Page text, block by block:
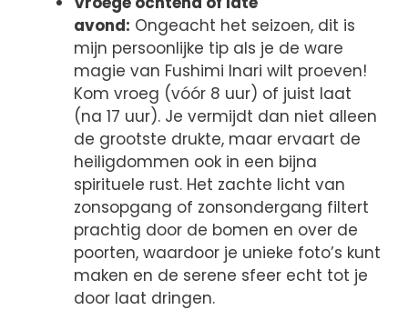
avond: Ongeacht het seizoen, dit is
mijn persoonlijke tip als je de ware
magie van Fushimi Inari wilt proeven!
Kom vroeg (vóór 8 uur) of juist laat
(na 17 uur). Je vermijdt dan niet alleen
de grootste drukte, maar ervaart de
heiligdommen ook in een bijna
spirituele rust. Het zachte licht van
zonsopgang of zonsondergang filtert
prachtig door de bomen en over de
poorten, waardoor je unieke foto’s kunt
maken en de serene sfeer echt tot je
door laat dringen.